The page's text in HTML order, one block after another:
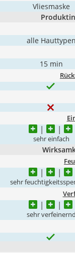
Vliesmaske
alle Hauttypen
15 min
sehr einfach
sehr
sehr verfeinernd